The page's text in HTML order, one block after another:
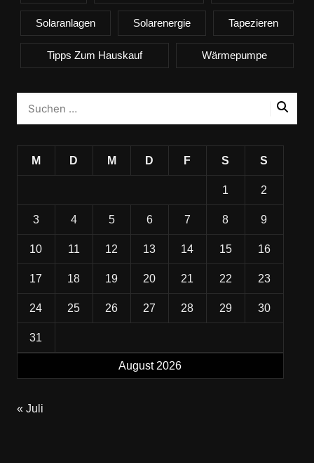
Solaranlagen Solarenergie Tapezieren
Tipps Zum Hauskauf Wärmepumpe
August 2026
M D M D F S S
1 2
3 4 5 6 7 8 9
10 11 12 13 14 15 16
17 18 19 20 21 22 23
24 25 26 27 28 29 30
31
« Juli